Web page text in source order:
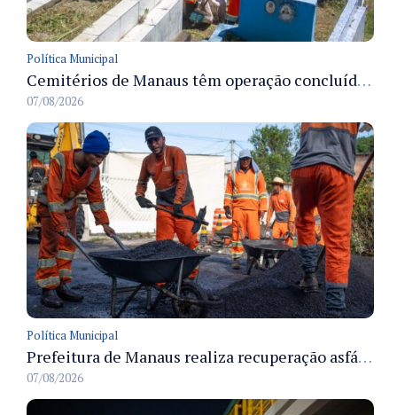
Política Municipal
Cemitérios de Manaus têm operação concluída e estrutura pronta para receber famílias no Dia dos Pais
07/08/2026
Política Municipal
Prefeitura de Manaus realiza recuperação asfáltica na rua Canário do Campo e amplia mobilidade na zona Norte
07/08/2026